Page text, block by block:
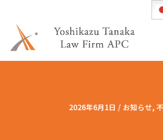
2026年6月1日 / お知らせ,